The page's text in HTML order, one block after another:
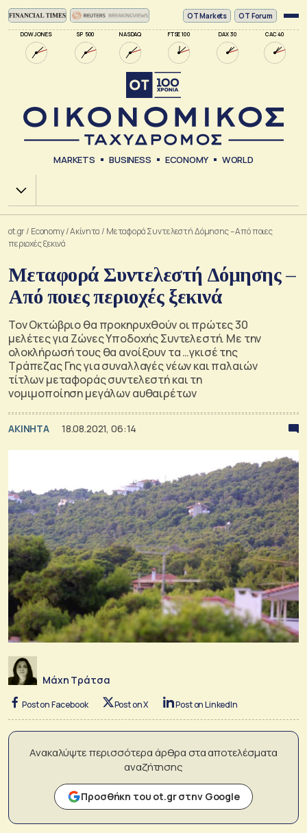
DOW JONES SP 500 NASDAQ FTSE 100 DAX 30 CAC 40
ΟΤ Markets OT Forum
MARKETS BUSINESS ECONOMY WORLD
Χ.Α.
ot.gr/ Economy/Ακίνητα / Μεταφορά Συντελεστή Δόμησης – Από ποιες
περιοχές ξεκινά
Μεταφορά Συντελεστή Δόμησης –
Από ποιες περιοχές ξεκινά
Τον Οκτώβριο θα προκηρυχθούν οι πρώτες 30
μελέτες για Ζώνες Υποδοχής Συντελεστή. Με την
ολοκλήρωσή τους θα ανοίξουν τα …γκισέ της
Τράπεζας Γης για συναλλαγές νέων και παλαιών
τίτλων μεταφοράς συντελεστή και τη
νομιμοποίηση μεγάλων αυθαιρέτων
ΑΚΙΝΗΤΑ 18.08.2021, 06:14
Μάχη Τράτσα
Post on Facebook Post on X Post on LinkedIn
Ανακαλύψτε περισσότερα άρθρα στα αποτελέσματα
αναζήτησης
Προσθήκη του ot.gr στην Google